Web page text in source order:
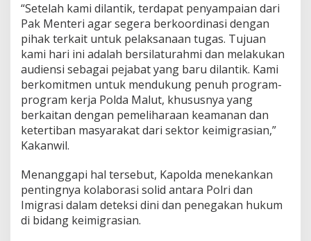
“Setelah kami dilantik, terdapat penyampaian dari
Pak Menteri agar segera berkoordinasi dengan
pihak terkait untuk pelaksanaan tugas. Tujuan
kami hari ini adalah bersilaturahmi dan melakukan
audiensi sebagai pejabat yang baru dilantik. Kami
berkomitmen untuk mendukung penuh program-
program kerja Polda Malut, khususnya yang
berkaitan dengan pemeliharaan keamanan dan
ketertiban masyarakat dari sektor keimigrasian,”
Kakanwil.
Menanggapi hal tersebut, Kapolda menekankan
pentingnya kolaborasi solid antara Polri dan
Imigrasi dalam deteksi dini dan penegakan hukum
di bidang keimigrasian.